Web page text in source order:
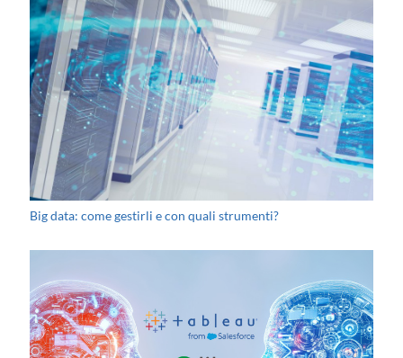
Big data: come gestirli e con quali strumenti?